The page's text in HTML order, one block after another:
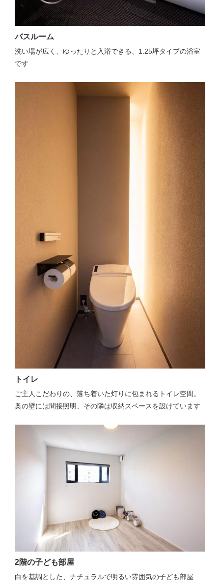
バスルーム
洗い場が広く、ゆったりと入浴できる、1.25坪タイプの浴室
です
トイレ
ご主人こだわりの、落ち着いた灯りに包まれるトイレ空間。
奥の壁には間接照明、その隣は収納スペースを設けています
2階の子ども部屋
白を基調とした、ナチュラルで明るい雰囲気の子ども部屋